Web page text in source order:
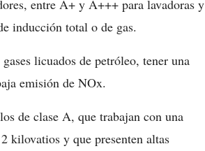
entre A+ y A+++ para lavadoras y
inducción total o de gas.
licuados de petróleo, tener una
emisión de NOx.
de clase A, que trabajan con una
kilovatios y que presenten altas